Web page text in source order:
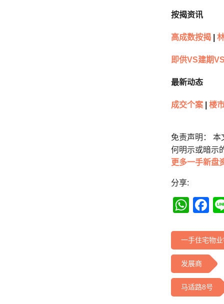
按揭资讯
高成数按揭
即供VS建期
最新动态
成交个案 楼
免责声明：
何明示或暗示
更多一手新盘
分享:
一手住宅物
发展商
马适路8号